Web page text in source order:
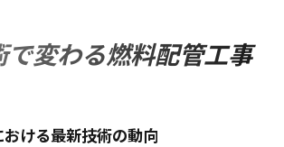
で変わる燃料配管工事
ける最新技術の動向